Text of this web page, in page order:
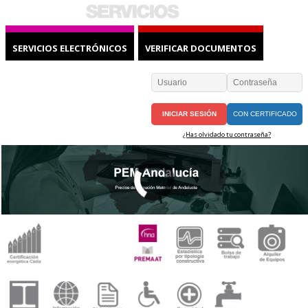
SERVICIOS ELECTRÓNICOS VERIFICAR DOCUMENTOS
CON CERTIFICADO
¿Has olvidado tu contraseña?